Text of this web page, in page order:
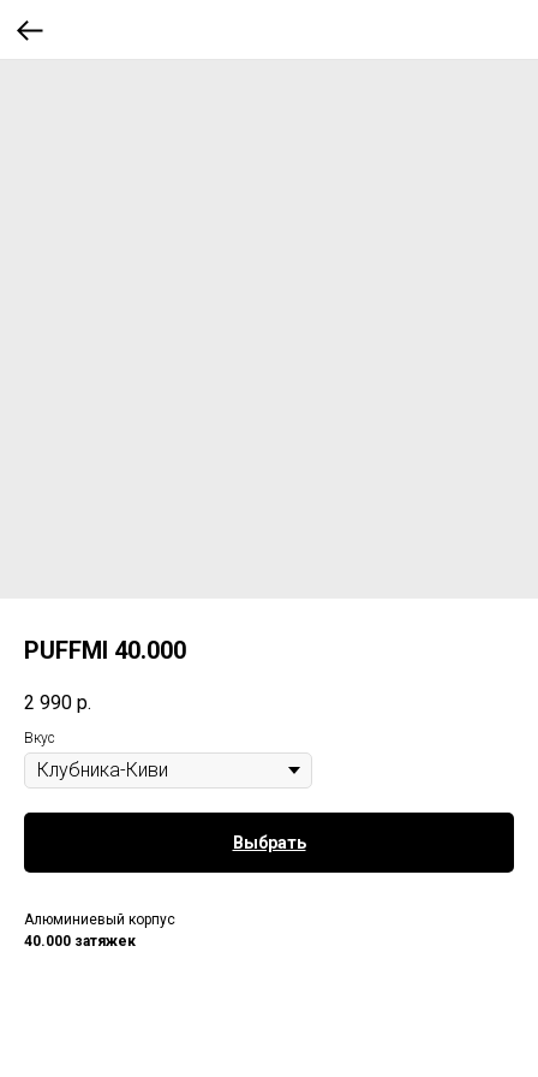
PUFFMI 40.000
2 990 р.
Вкус
Выбрать
Алюминиевый корпус
40.000 затяжек